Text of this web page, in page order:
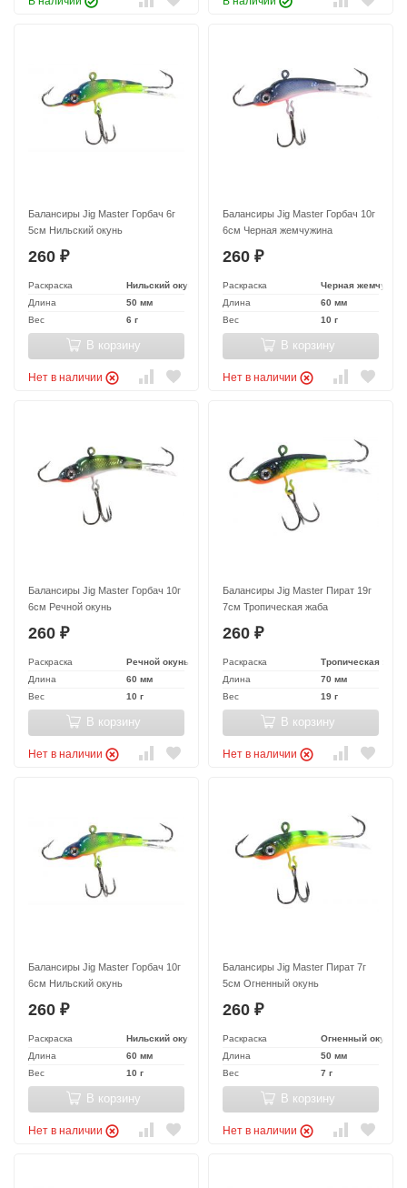
Балансиры Jig Master Горбач 6г
5см Нильский окунь
260 ₽
Раскраска
Нильский окунь
Длина
50 мм
Вес
6 г
В корзину
Нет в наличии
Балансиры Jig Master Горбач 10г
6см Черная жемчужина
260 ₽
Раскраска
Черная
Длина
60 мм
Вес
10 г
В корзину
Нет в наличии
Балансиры Jig Master Горбач 10г
6см Речной окунь
260 ₽
Раскраска
Речной окунь
Длина
60 мм
Вес
10 г
В корзину
Нет в наличии
Балансиры Jig Master Пират 19г
7см Тропическая жаба
260 ₽
Раскраска
Тропическая жаба
Длина
70 мм
Вес
19 г
В корзину
Нет в наличии
Балансиры Jig Master Горбач 10г
6см Нильский окунь
260 ₽
Раскраска
Нильский окунь
Длина
60 мм
Вес
10 г
В корзину
Нет в наличии
Балансиры Jig Master Пират 7г
5см Огненный окунь
260 ₽
Раскраска
Огненный окунь
Длина
50 мм
Вес
7 г
В корзину
Нет в наличии